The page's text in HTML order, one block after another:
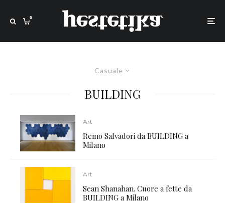
0
Casuale
BUILDING
Art
Remo Salvadori da BUILDING a
Milano
Art
Sean Shanahan. Cuore a fette da
BUILDING a Milano